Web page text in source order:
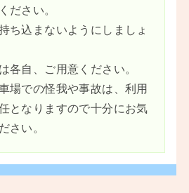
ださい。
ち込まないようにしましょ
各自、ご用意ください。
場での怪我や事故は、利用
となりますので十分にお気
さい。